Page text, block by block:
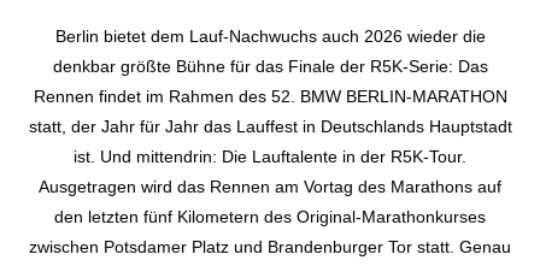
Berlin bietet dem Lauf-Nachwuchs auch 2026 wieder die
denkbar größte Bühne für das Finale der R5K-Serie: Das
Rennen findet im Rahmen des 52. BMW BERLIN-MARATHON
statt, der Jahr für Jahr das Lauffest in Deutschlands Hauptstadt
ist. Und mittendrin: Die Lauftalente in der R5K-Tour.
Ausgetragen wird das Rennen am Vortag des Marathons auf
den letzten fünf Kilometern des Original-Marathonkurses
zwischen Potsdamer Platz und Brandenburger Tor statt. Genau